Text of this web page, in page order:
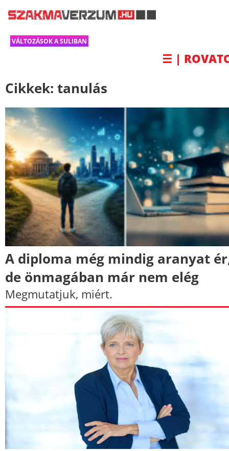
VÁLTOZÁSOK A SULIBAN
☰ |
Cikkek: tanulás
A diploma még mindig aranyat
de önmagában már nem elég
Megmutatjuk, miért.